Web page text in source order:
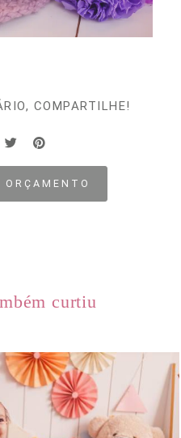
COMPARTILHE!
curtiu